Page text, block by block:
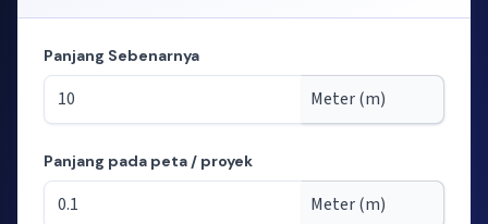
Mode: menghitung panjang dari skala
Panjang Sebenarnya
Panjang pada peta / proyek